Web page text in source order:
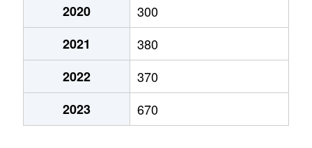
2020
300
2021
380
2022
370
2023
670